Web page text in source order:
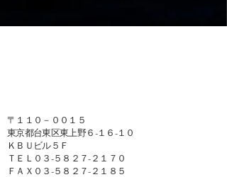
〒１１０－００１５
東京都台東区東上野６-１６-１０
ＫＢＵビル５Ｆ
ＴＥＬ０３-５８２７-２１７０
ＦＡＸ０３-５８２７-２１８５​​